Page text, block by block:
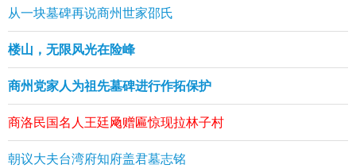
从一块墓碑再说商州世家邵氏
楼山，无限风光在险峰
商州党家人为祖先墓碑进行作拓保护
商洛民国名人王廷飏赠匾惊现拉林子村
朝议大夫台湾府知府盖君墓志铭